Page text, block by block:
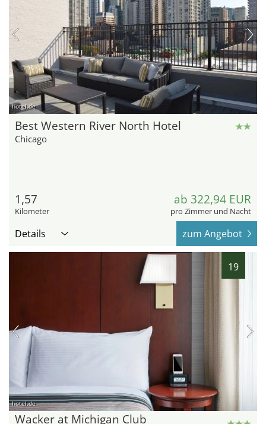
hotel.de
Best Western River North Hotel
Chicago
1,57
Kilometer
ab 322,94 EUR
pro Zimmer und Nacht
Details zum Angebot
19
hotel.de
Wacker at Michigan Club